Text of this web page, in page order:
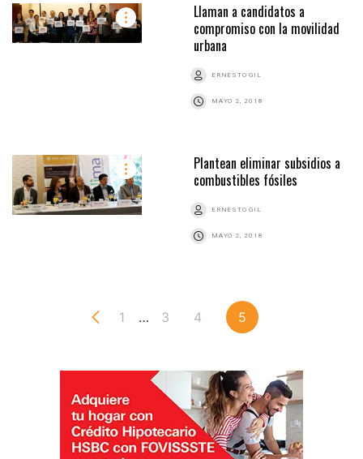
Llaman a candidatos a
compromiso con la movilidad
urbana
ERNESTO GIL
MAYO 2, 2018
Plantean eliminar subsidios a
combustibles fósiles
ERNESTO GIL
MAYO 2, 2018
1 … 3 4 5